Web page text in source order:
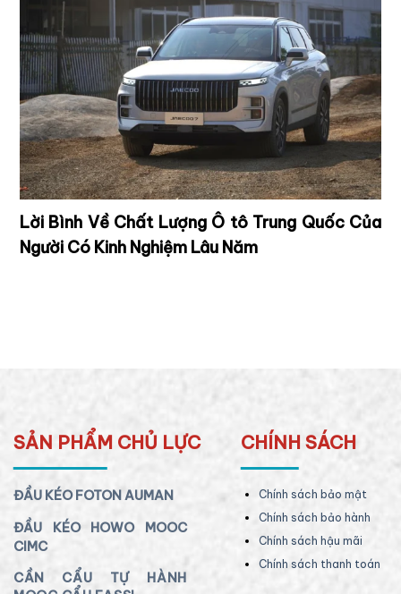
Lời Bình Về Chất Lượng Ô tô Trung Quốc Của
Người Có Kinh Nghiệm Lâu Năm
SẢN PHẨM CHỦ LỰC
ĐẦU KÉO FOTON AUMAN
ĐẦU KÉO HOWO MOOC
CIMC
CẦN CẨU TỰ HÀNH
CHÍNH SÁCH
Chính sách bảo mật
Chính sách bảo hành
Chính sách hậu mãi
Chính sách thanh toán